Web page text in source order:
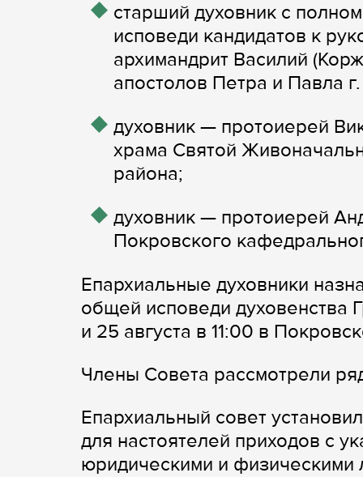
старший духовник с
исповеди кандидатов к
архимандрит Василий
апостолов Петра и Павла
духовник — протоиерей
храма Святой
района;
духовник — протоиерей
Покровского
Епархиальные духовники
общей исповеди духовенства
и 25 августа в 11:00 в
Члены Совета рассмотрели
Епархиальный совет
для настоятелей приходов с
юридическими и физическими